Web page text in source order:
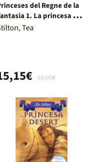
del Regne de la
1. La princesa dels
Tea
15,95€